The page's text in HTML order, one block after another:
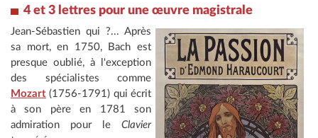
4 et 3 lettres pour une œuvre magistrale
Jean-Sébastien qui ?... Après
sa mort, en 1750, Bach est
presque oublié, à l'exception
des spécialistes comme
Mozart (1756-1791) qui écrit
à son père en 1781 son
admiration pour le Clavier